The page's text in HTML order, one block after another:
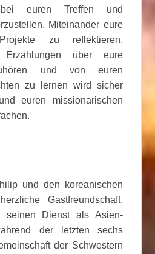
euren Treffen und
Miteinander eure
zu reflektieren,
über eure
und von euren
zu lernen wird sicher
euren missionarischen
und den koreanischen
Gastfreundschaft,
seinen Dienst als Asien-
der letzten sechs
der Schwestern